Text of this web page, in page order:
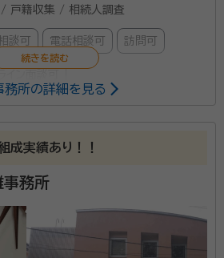
戸籍収集 / 相続人調査
談可 電話相談可 訪問可
オ）
行政書士
後独立を目指して行政書士試験に挑戦。翌年
には現在の室蘭市海岸通町に行政書士と
ります。
用時期：2024/12
務所の詳細を見る
成実績あり！！
事務所